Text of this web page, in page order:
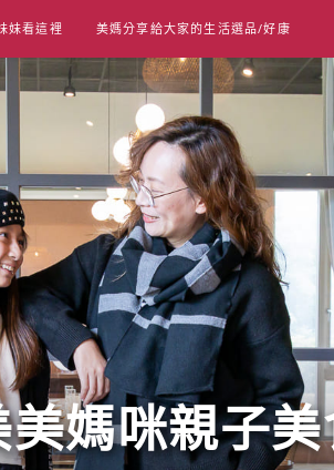
妹看這裡 美媽分享給大家的生活選品/好康
美媽咪親子